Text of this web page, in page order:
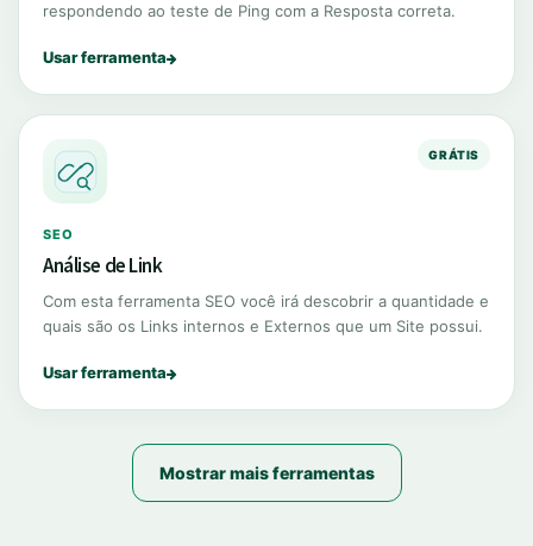
respondendo ao teste de Ping com a Resposta correta.
Usar ferramenta
GRÁTIS
SEO
Análise de Link
Com esta ferramenta SEO você irá descobrir a quantidade e
quais são os Links internos e Externos que um Site possui.
Usar ferramenta
Mostrar mais ferramentas